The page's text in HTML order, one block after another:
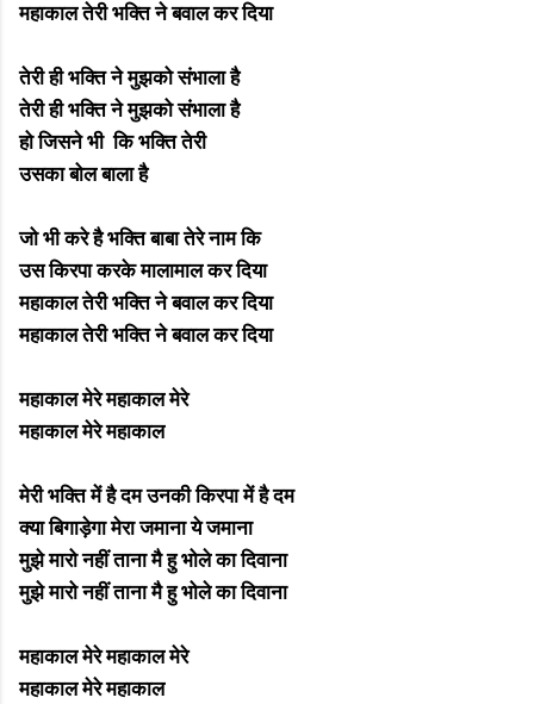
महाकाल तेरी भक्ति ने बवाल कर दिया
तेरी ही भक्ति ने मुझको संभाला है
तेरी ही भक्ति ने मुझको संभाला है
हो जिसने भी कि भक्ति तेरी
उसका बोल बाला है
जो भी करे है भक्ति बाबा तेरे नाम कि
उस किरपा करके मालामाल कर दिया
महाकाल तेरी भक्ति ने बवाल कर दिया
महाकाल तेरी भक्ति ने बवाल कर दिया
महाकाल मेरे महाकाल मेरे
महाकाल मेरे महाकाल
मेरी भक्ति में है दम उनकी किरपा में है दम
क्या बिगाड़ेगा मेरा जमाना ये जमाना
मुझे मारो नहीं ताना मै हु भोले का दिवाना
मुझे मारो नहीं ताना मै हु भोले का दिवाना
महाकाल मेरे महाकाल मेरे
महाकाल मेरे महाकाल